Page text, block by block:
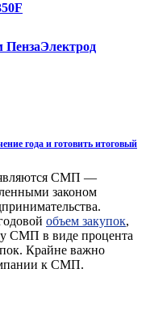
года и готовить итоговый
являются СМП —
законом
объем закупок,
у СМП в виде процента
Крайне важно
к СМП.